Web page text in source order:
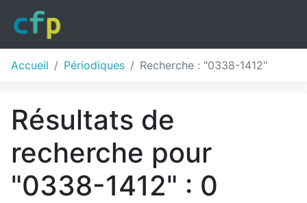
Accueil Périodiques Recherche : "0338-1412"
Résultats de
recherche pour
"0338-1412" : 0